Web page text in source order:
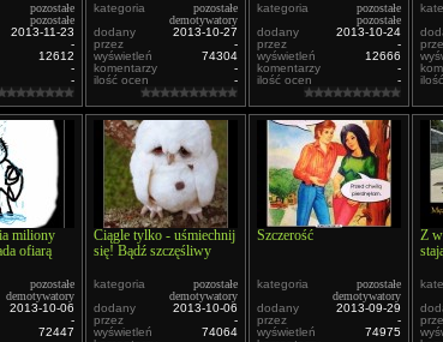
pozostałe
pozostałe
2013-11-23
-
12612
-
-
kategoria
pozostałe
demotywatory
dodany
2013-10-27
przez
-
wyświetleń
74304
komentarzy
-
ilość ocen
-
kategoria
pozostałe
pozostałe
dodany
2013-10-24
przez
-
wyświetleń
12666
komentarzy
-
ilość ocen
-
miliony
ofiarą
pozostałe
demotywatory
2013-10-06
-
72447
Ciągle tylko - uśmiechnij
się! Bądź szczęśliwy
kategoria
pozostałe
demotywatory
dodany
2013-10-06
przez
-
wyświetleń
74064
Szczerość
kategoria
pozostałe
demotywatory
dodany
2013-09-29
przez
-
wyświetleń
74975
Z